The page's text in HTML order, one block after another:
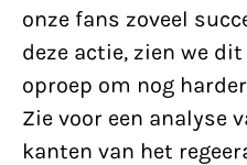
onze fans zoveel
deze actie, zien we
oproep om nog
Zie voor een analyse
kanten van het